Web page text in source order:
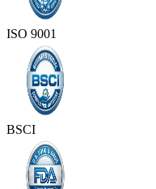
ISO 9001
BSCI